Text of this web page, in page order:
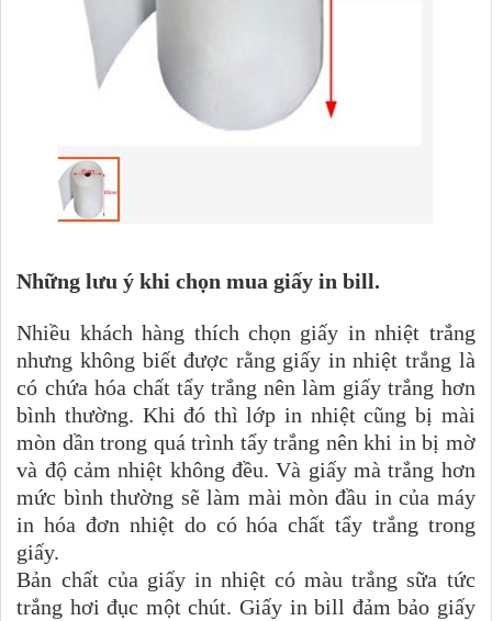
Những lưu ý khi chọn mua giấy in bill.
Nhiều khách hàng thích chọn giấy in nhiệt trắng
nhưng không biết được rằng giấy in nhiệt trắng là
có chứa hóa chất tẩy trắng nên làm giấy trắng hơn
bình thường. Khi đó thì lớp in nhiệt cũng bị mài
mòn dần trong quá trình tẩy trắng nên khi in bị mờ
và độ cảm nhiệt không đều. Và giấy mà trắng hơn
mức bình thường sẽ làm mài mòn đầu in của máy
in hóa đơn nhiệt do có hóa chất tẩy trắng trong
giấy.
Bản chất của giấy in nhiệt có màu trắng sữa tức
trắng hơi đục một chút. Giấy in bill đảm bảo giấy